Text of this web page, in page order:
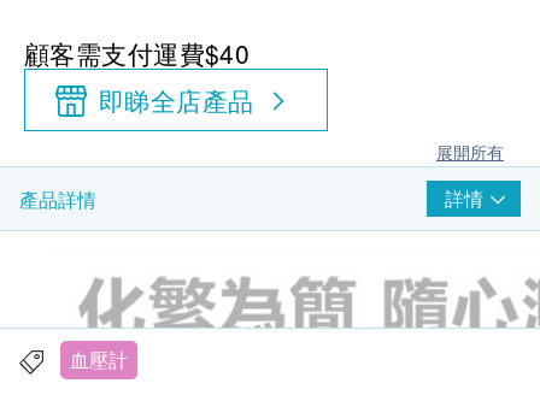
顧客需支付運費$40
即睇全店產品
展開所有
產品詳情 詳情
血壓計